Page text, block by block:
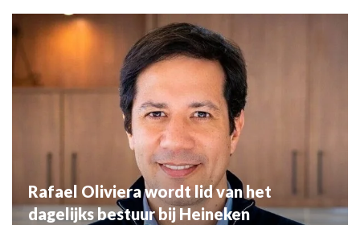
Rafael Oliviera wordt lid van het
dagelijks bestuur bij Heineken